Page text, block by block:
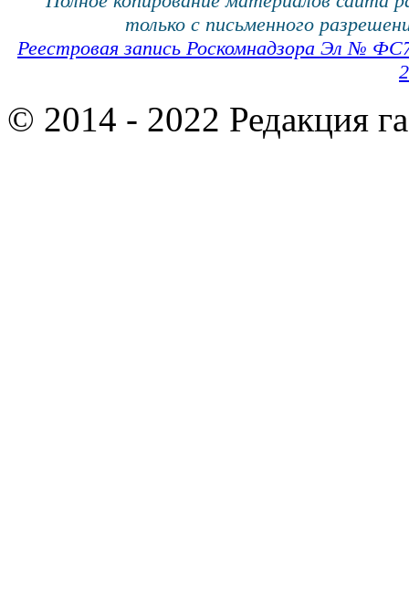
только с письменного
Реестровая запись Роскомнадзора Эл №
© 2014 - 2022 Редакция